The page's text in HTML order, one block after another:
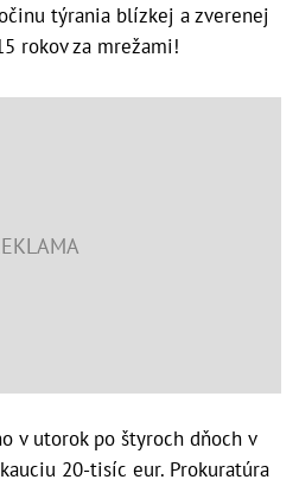
týrania blízkej a zverenej
rokov za mrežami!
v utorok po štyroch dňoch v
20-tisíc eur. Prokuratúra